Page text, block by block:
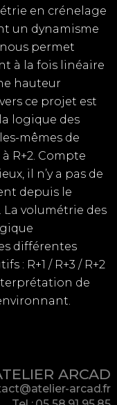
en crénelage
un dynamisme
permet
à la fois linéaire
hauteur
ce projet est
logique des
mêmes de
R+2. Compte
il n’y a pas de
depuis le
volumétrie des
différentes
: R+1 / R+3 / R+2
de
ARCAD
arcad.fr